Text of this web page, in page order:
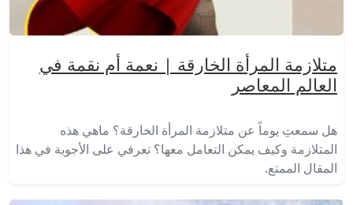
متلازمة المرأة الخارقة | نعمة أم نقمة في
العالم المعاصر
هل سمعتِ يوماً عن متلازمة المرأة الخارقة؟ ماهي هذه
المتلازمة وكيف يمكن التعامل معها؟ تعرفي على الأجوبة في هذا
المقال الممتع.